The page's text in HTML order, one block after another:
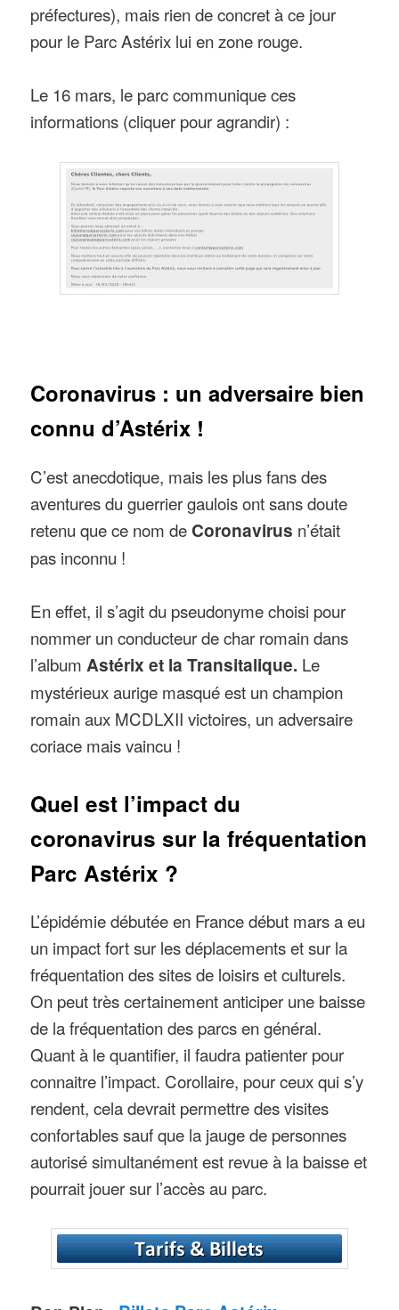
préfectures), mais rien de concret à ce jour
pour le Parc Astérix lui en zone rouge.
Le 16 mars, le parc communique ces
informations (cliquer pour agrandir) :
Coronavirus : un adversaire bien
connu d’Astérix !
C’est anecdotique, mais les plus fans des
aventures du guerrier gaulois ont sans doute
retenu que ce nom de Coronavirus n’était
pas inconnu !
En effet, il s’agit du pseudonyme choisi pour
nommer un conducteur de char romain dans
l’album Astérix et la Transitalique. Le
mystérieux aurige masqué est un champion
romain aux MCDLXII victoires, un adversaire
coriace mais vaincu !
Quel est l’impact du
coronavirus sur la fréquentation
Parc Astérix ?
L’épidémie débutée en France début mars a eu
un impact fort sur les déplacements et sur la
fréquentation des sites de loisirs et culturels.
On peut très certainement anticiper une baisse
de la fréquentation des parcs en général.
Quant à le quantifier, il faudra patienter pour
connaitre l’impact. Corollaire, pour ceux qui s’y
rendent, cela devrait permettre des visites
confortables sauf que la jauge de personnes
autorisé simultanément est revue à la baisse et
pourrait jouer sur l’accès au parc.